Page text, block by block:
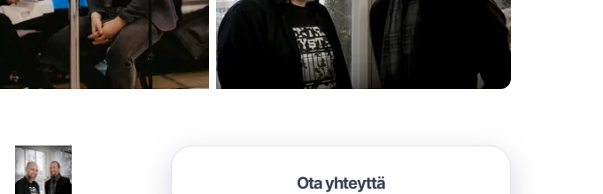
Ota yhteyttä